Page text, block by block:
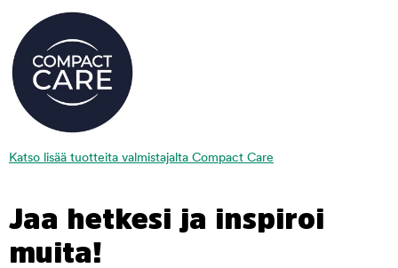
Katso lisää tuotteita valmistajalta Compact Care
Jaa hetkesi ja inspiroi
muita!